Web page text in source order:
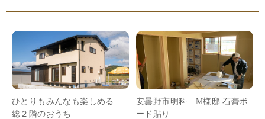
ひとりもみんなも楽しめる
総２階のおうち
安曇野市明科 M様邸 石膏ボ
ード貼り